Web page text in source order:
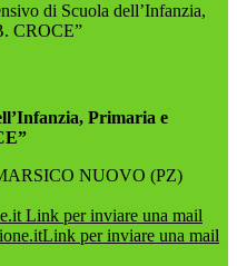
di Scuola dell’Infanzia,
CROCE”
Primaria e
NUOVO (PZ)
Link per inviare una mail
Link per inviare una mail